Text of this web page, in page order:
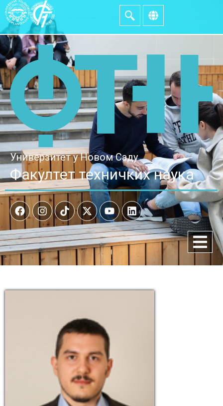
Универзитет у Новом Саду
Факултет техничких наука